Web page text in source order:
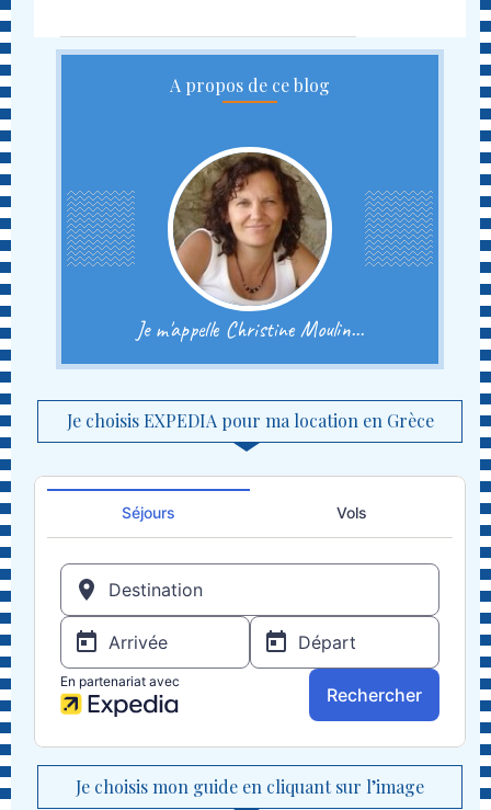
A propos de ce blog
Je m'appelle Christine Moulin...
Je choisis EXPEDIA pour ma location en Grèce
Je choisis mon guide en cliquant sur l’image